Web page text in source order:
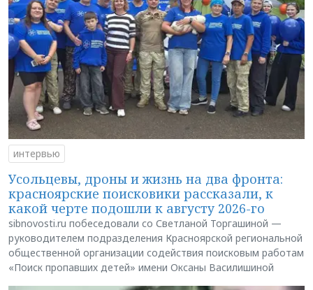
интервью
Усольцевы, дроны и жизнь на два фронта:
красноярские поисковики рассказали, к
какой черте подошли к августу 2026-го
sibnovosti.ru побеседовали со Светланой Торгашиной —
руководителем подразделения Красноярской региональной
общественной организации содействия поисковым работам
«Поиск пропавших детей» имени Оксаны Василишиной